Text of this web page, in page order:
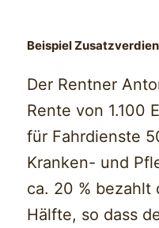
Beispiel
Der Rentner
Rente von 1.100
für Fahrdienste
Kranken- und
ca. 20 % bezahlt
Hälfte, so dass